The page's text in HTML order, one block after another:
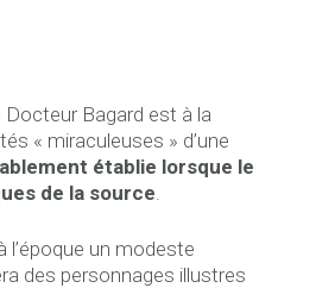
Bagard est à la
« miraculeuses » d’une
établie lorsque le
de la source
un modeste
des personnages illustres